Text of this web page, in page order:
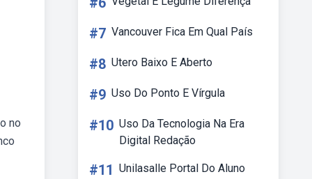
no
#7 Vancouver Fica Em Qual País
#8 Utero Baixo E Aberto
#9 Uso Do Ponto E Vírgula
#10 Uso Da Tecnologia Na Era
Digital Redação
#11 Unilasalle Portal Do Aluno